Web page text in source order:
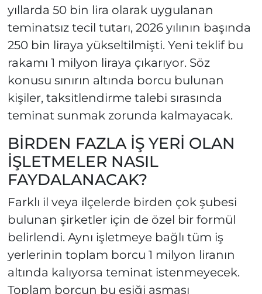
yıllarda 50 bin lira olarak uygulanan
teminatsız tecil tutarı, 2026 yılının başında
250 bin liraya yükseltilmişti. Yeni teklif bu
rakamı 1 milyon liraya çıkarıyor. Söz
konusu sınırın altında borcu bulunan
kişiler, taksitlendirme talebi sırasında
teminat sunmak zorunda kalmayacak.
BİRDEN FAZLA İŞ YERİ OLAN
İŞLETMELER NASIL
FAYDALANACAK?
Farklı il veya ilçelerde birden çok şubesi
bulunan şirketler için de özel bir formül
belirlendi. Aynı işletmeye bağlı tüm iş
yerlerinin toplam borcu 1 milyon liranın
altında kalıyorsa teminat istenmeyecek.
Toplam borcun bu eşiği aşması